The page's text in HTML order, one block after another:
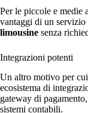
Per le piccole e medie
vantaggi di un servizio
limousine senza
Integrazioni potenti
Un altro motivo per
ecosistema di
gateway di
sistemi contabili.